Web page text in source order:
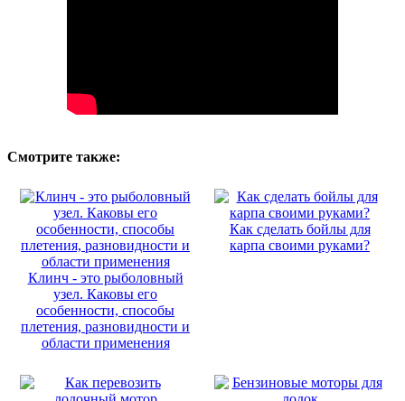
Смотрите также:
Клинч - это рыболовный
узел. Каковы его
особенности, способы
плетения, разновидности и
области применения
Как сделать бойлы для
карпа своими руками?